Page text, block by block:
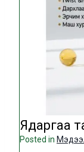
Ядаргаа
Posted in